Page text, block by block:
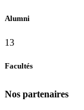
Alumni
13
Facultés
Nos partenaires